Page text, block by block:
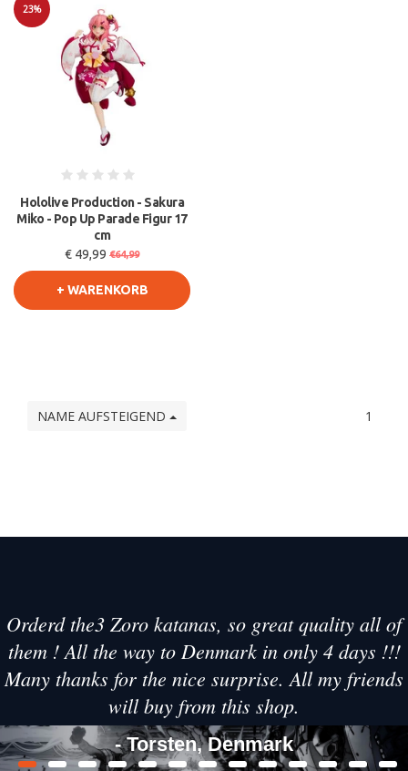
23%
Hololive Production - Sakura
Miko - Pop Up Parade Figur 17
cm
€ 49,99 €64,99
+ WARENKORB
NAME AUFSTEIGEND 1
Orderd the3 Zoro katanas, so great quality all of
them ! All the way to Denmark in only 4 days !!!
Many thanks for the nice surprise. All my friends
will buy from this shop.
- Torsten, Denmark